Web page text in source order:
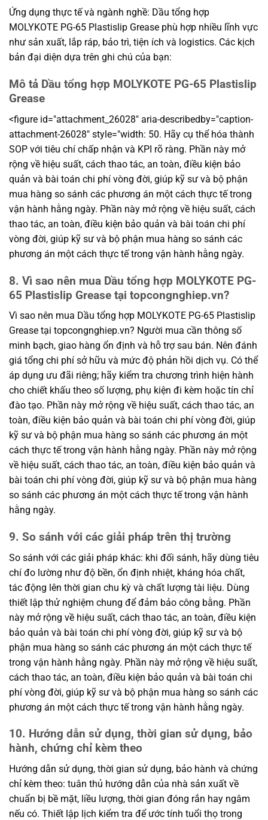
Ứng dụng thực tế và ngành nghề: Dầu tổng hợp
MOLYKOTE PG-65 Plastislip Grease phù hợp nhiều lĩnh vực
như sản xuất, lắp ráp, bảo trì, tiện ích và logistics. Các kịch
bản đại diện dựa trên ghi chú của bạn:
Mô tả Dầu tổng hợp MOLYKOTE PG-65 Plastislip
Grease
<figure id="attachment_26028" aria-describedby="caption-
attachment-26028" style="width: 50. Hãy cụ thể hóa thành
SOP với tiêu chí chấp nhận và KPI rõ ràng. Phần này mở
rộng về hiệu suất, cách thao tác, an toàn, điều kiện bảo
quản và bài toán chi phí vòng đời, giúp kỹ sư và bộ phận
mua hàng so sánh các phương án một cách thực tế trong
vận hành hằng ngày. Phần này mở rộng về hiệu suất, cách
thao tác, an toàn, điều kiện bảo quản và bài toán chi phí
vòng đời, giúp kỹ sư và bộ phận mua hàng so sánh các
phương án một cách thực tế trong vận hành hằng ngày.
8. Vì sao nên mua Dầu tổng hợp MOLYKOTE PG-
65 Plastislip Grease tại topcongnghiep.vn?
Vì sao nên mua Dầu tổng hợp MOLYKOTE PG-65 Plastislip
Grease tại topcongnghiep.vn? Người mua cần thông số
minh bạch, giao hàng ổn định và hỗ trợ sau bán. Nên đánh
giá tổng chi phí sở hữu và mức độ phản hồi dịch vụ. Có thể
áp dụng ưu đãi riêng; hãy kiểm tra chương trình hiện hành
cho chiết khấu theo số lượng, phụ kiện đi kèm hoặc tín chỉ
đào tạo. Phần này mở rộng về hiệu suất, cách thao tác, an
toàn, điều kiện bảo quản và bài toán chi phí vòng đời, giúp
kỹ sư và bộ phận mua hàng so sánh các phương án một
cách thực tế trong vận hành hằng ngày. Phần này mở rộng
về hiệu suất, cách thao tác, an toàn, điều kiện bảo quản và
bài toán chi phí vòng đời, giúp kỹ sư và bộ phận mua hàng
so sánh các phương án một cách thực tế trong vận hành
hằng ngày.
9. So sánh với các giải pháp trên thị trường
So sánh với các giải pháp khác: khi đối sánh, hãy dùng tiêu
chí đo lường như độ bền, ổn định nhiệt, kháng hóa chất,
tác động lên thời gian chu kỳ và chất lượng tài liệu. Dùng
thiết lập thử nghiệm chung để đảm bảo công bằng. Phần
này mở rộng về hiệu suất, cách thao tác, an toàn, điều kiện
bảo quản và bài toán chi phí vòng đời, giúp kỹ sư và bộ
phận mua hàng so sánh các phương án một cách thực tế
trong vận hành hằng ngày. Phần này mở rộng về hiệu suất,
cách thao tác, an toàn, điều kiện bảo quản và bài toán chi
phí vòng đời, giúp kỹ sư và bộ phận mua hàng so sánh các
phương án một cách thực tế trong vận hành hằng ngày.
10. Hướng dẫn sử dụng, thời gian sử dụng, bảo
hành, chứng chỉ kèm theo
Hướng dẫn sử dụng, thời gian sử dụng, bảo hành và chứng
chỉ kèm theo: tuân thủ hướng dẫn của nhà sản xuất về
chuẩn bị bề mặt, liều lượng, thời gian đóng rắn hay ngâm
nếu có. Thiết lập lịch kiểm tra để ước tính tuổi thọ trong